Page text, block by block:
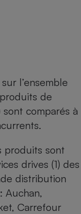
l’ensemble
de
comparés à
produits sont
drives (1) des
distribution
Auchan,
Carrefour